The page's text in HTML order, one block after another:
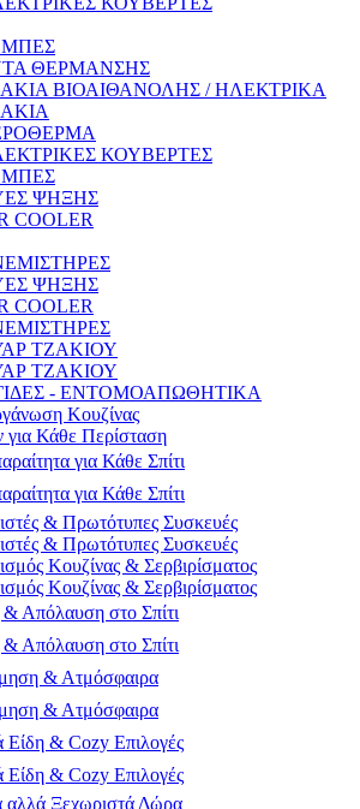
ΘΕΡΜΑΝΣΗΣ
ΒΙΟΑΙΘΑΝΟΛΗΣ / ΗΛΕΚΤΡΙΚΑ
ΚΟΥΒΕΡΤΕΣ
ΨΗΞΗΣ
COOLER
ΨΗΞΗΣ
COOLER
ΤΖΑΚΙΟΥ
ΤΖΑΚΙΟΥ
- ΕΝΤΟΜΟΑΠΩΘΗΤΙΚΑ
Κουζίνας
για Κάθε Περίσταση
για Κάθε Σπίτι
για Κάθε Σπίτι
& Πρωτότυπες Συσκευές
& Πρωτότυπες Συσκευές
Κουζίνας & Σερβιρίσματος
Κουζίνας & Σερβιρίσματος
Απόλαυση στο Σπίτι
Απόλαυση στο Σπίτι
& Ατμόσφαιρα
& Ατμόσφαιρα
& Cozy Επιλογές
& Cozy Επιλογές
αλλά Ξεχωριστά Δώρα